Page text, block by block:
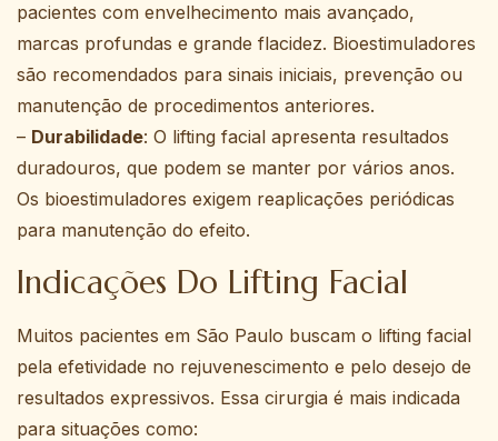
pacientes com envelhecimento mais avançado,
marcas profundas e grande flacidez. Bioestimuladores
são recomendados para sinais iniciais, prevenção ou
manutenção de procedimentos anteriores.
– Durabilidade: O lifting facial apresenta resultados
duradouros, que podem se manter por vários anos.
Os bioestimuladores exigem reaplicações periódicas
para manutenção do efeito.
Indicações Do Lifting Facial
Muitos pacientes em São Paulo buscam o lifting facial
pela efetividade no rejuvenescimento e pelo desejo de
resultados expressivos. Essa cirurgia é mais indicada
para situações como: